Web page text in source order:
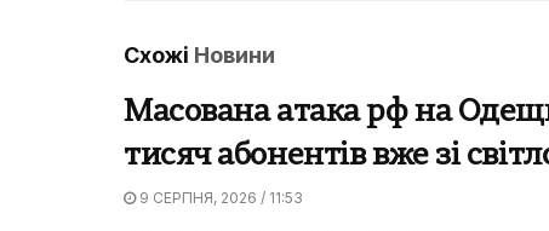
Схожі Новини
Масована атака рф на
тисяч абонентів вже зі
9 СЕРПНЯ, 2026 / 11:53